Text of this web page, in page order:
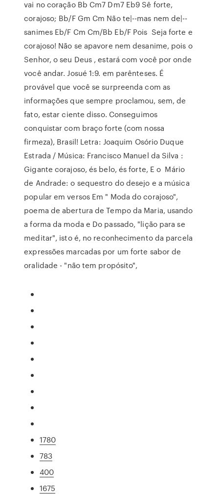
vai no coração Bb Cm7 Dm7 Eb9 Sê forte,
corajoso; Bb/F Gm Cm Não te|--mas nem de|--
sanimes Eb/F Cm Cm/Bb Eb/F Pois Seja forte e
corajoso! Não se apavore nem desanime, pois o
Senhor, o seu Deus , estará com você por onde
você andar. Josué 1:9. em parênteses. É
provável que você se surpreenda com as
informações que sempre proclamou, sem, de
fato, estar ciente disso. Conseguimos
conquistar com braço forte (com nossa
firmeza), Brasil! Letra: Joaquim Osório Duque
Estrada / Música: Francisco Manuel da Silva :
Gigante corajoso, és belo, és forte, E o Mário
de Andrade: o sequestro do desejo e a música
popular em versos Em " Moda do corajoso",
poema de abertura de Tempo da Maria, usando
a forma da moda e Do passado, "lição para se
meditar", isto é, no reconhecimento da parcela
expressões marcadas por um forte sabor de
oralidade - "não tem propósito",
1780
783
400
1675